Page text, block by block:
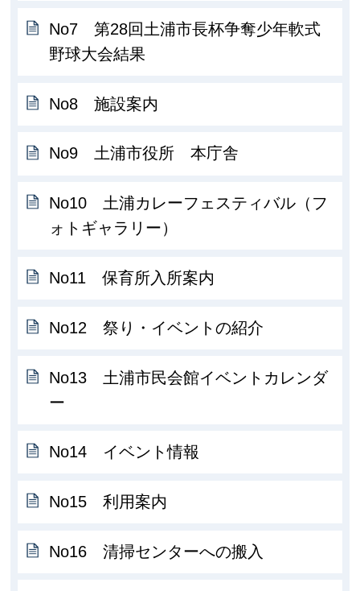
No7 第28回土浦市長杯争奪少年軟式
野球大会結果
No8 施設案内
No9 土浦市役所 本庁舎
No10 土浦カレーフェスティバル（フ
ォトギャラリー）
No11 保育所入所案内
No12 祭り・イベントの紹介
No13 土浦市民会館イベントカレンダ
ー
No14 イベント情報
No15 利用案内
No16 清掃センターへの搬入